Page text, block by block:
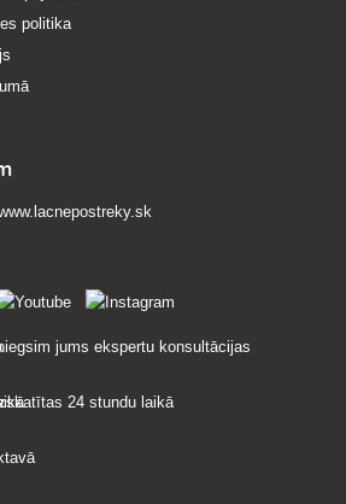
politika
jums ekspertu konsultācijas
24 stundu laikā